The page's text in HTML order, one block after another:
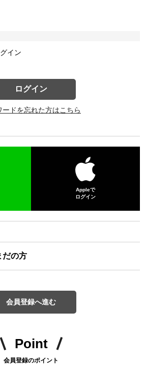
イン
ログイン
ードを忘れた方はこちら
Appleで
ログイン
だの方
会員登録へ進む
Point
会員登録のポイント